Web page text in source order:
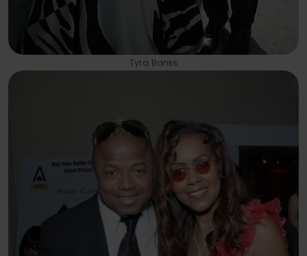
Tyra Banks